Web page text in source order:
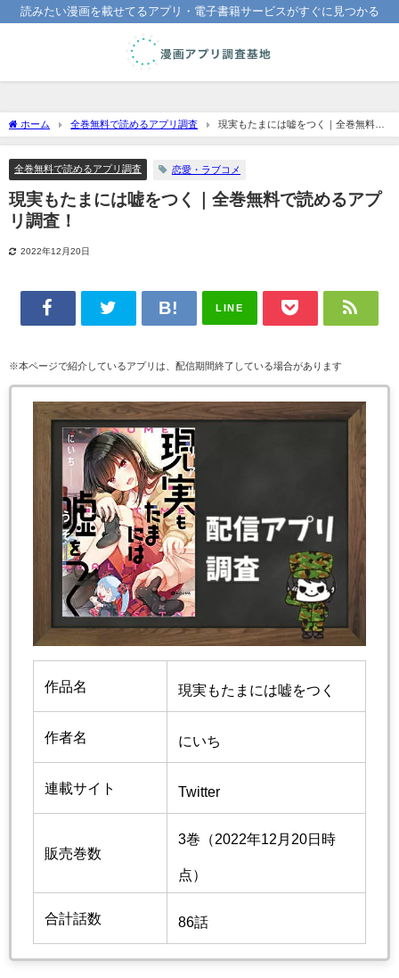
読みたい漫画を載せてるアプリ・電子書籍サービスがすぐに見つかる
ホーム 全巻無料で読めるアプリ調査
現実もたまには嘘をつく｜全巻無料で
読めるアプリ調査！
全巻無料で読めるアプリ調査 恋愛・ラブコメ
現実もたまには嘘をつく｜全巻無料で読めるアプ
リ調査！
2022年12月20日
LINE
※本ページで紹介しているアプリは、配信期間終了している場合があります
作品名 現実もたまには嘘をつく
作者名 にいち
連載サイト Twitter
販売巻数
3巻（2022年12月20日時
点）
合計話数 86話